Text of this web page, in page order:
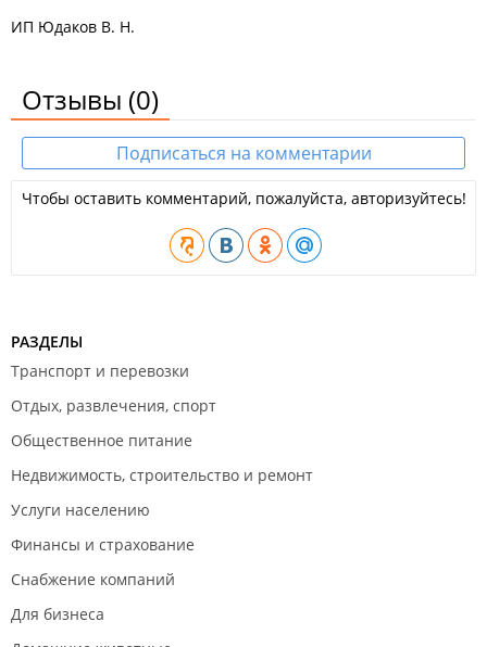
ИП Юдаков В. Н.
Отзывы (0)
Подписаться на комментарии
Чтобы оставить комментарий, пожалуйста, авторизуйтесь!
РАЗДЕЛЫ
Транспорт и перевозки
Отдых, развлечения, спорт
Общественное питание
Недвижимость, строительство и ремонт
Услуги населению
Финансы и страхование
Снабжение компаний
Для бизнеса